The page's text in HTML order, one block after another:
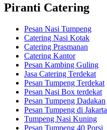
Piranti Catering
Pesan Nasi Tumpeng
Catering Nasi Kotak
Catering Prasmanan
Catering Kantor
Pesan Kambing Guling
Jasa Catering Terdekat
Pesan Tumpeng Terdekat
Pesan Nasi Box terdekat
Pesan Tumpeng Dadakan
Pesan Tumpeng di Jakarta
Tumpeng Nasi Kuning
Pesan Tumpeng 40 Porsi